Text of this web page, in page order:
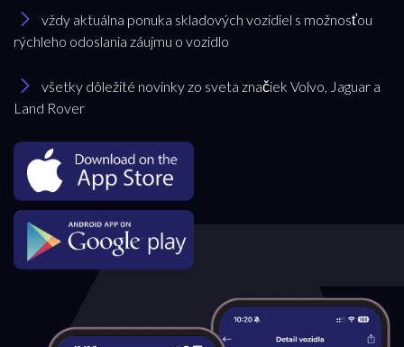
vždy aktuálna ponuka skladových vozidiel s možnosťou
rýchleho odoslania záujmu o vozidlo
všetky dôležité novinky zo sveta značiek Volvo, Jaguar a
Land Rover